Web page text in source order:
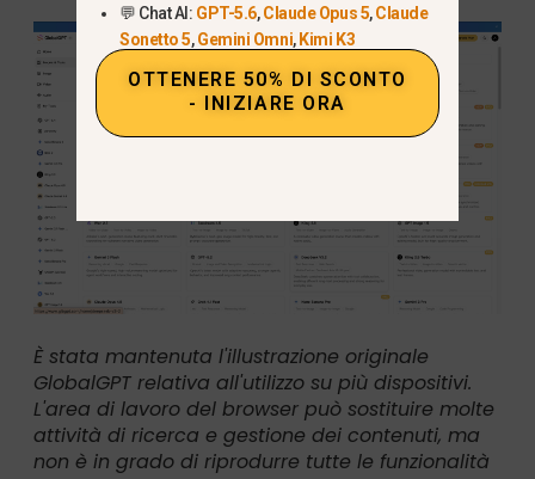
È stata mantenuta l'illustrazione originale
GlobalGPT relativa all'utilizzo su più dispositivi.
L'area di lavoro del browser può sostituire molte
attività di ricerca e gestione dei contenuti, ma
non è in grado di riprodurre tutte le funzionalità
💬 Chat AI: GPT-5.6,Claude Opus 5,Claude
Sonetto 5,Gemini Omni, Kimi K3
OTTENERE 50% DI SCONTO
- INIZIARE ORA